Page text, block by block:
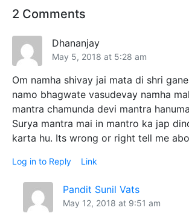
2 Comments
Dhananjay
May 5, 2018 at 5:28 am
Om namha shivay jai mata di shri
namo bhagwate vasudevay namha
mantra chamunda devi mantra
Surya mantra mai in mantro ka jap
karta hu. Its wrong or right tell me
Log in to Reply Link
Pandit Sunil Vats
May 12, 2018 at 9:51 am